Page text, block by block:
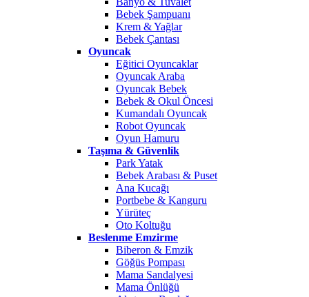
Bebek Şampuanı
Krem & Yağlar
Bebek Çantası
Oyuncak
Eğitici Oyuncaklar
Oyuncak Araba
Oyuncak Bebek
Bebek & Okul Öncesi
Kumandalı Oyuncak
Robot Oyuncak
Oyun Hamuru
Taşıma & Güvenlik
Park Yatak
Bebek Arabası & Puset
Ana Kucağı
Portbebe & Kanguru
Yürüteç
Oto Koltuğu
Beslenme Emzirme
Biberon & Emzik
Göğüs Pompası
Mama Sandalyesi
Mama Önlüğü